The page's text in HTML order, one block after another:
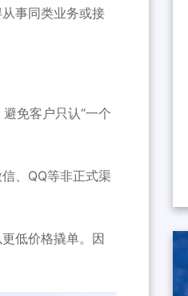
事同类业务或接
免客户只认“一个
、QQ等非正式渠
低价格撬单。因